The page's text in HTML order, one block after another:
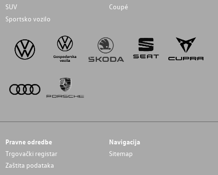
SUV
Coupé
Sportsko vozilo
Pravne odredbe
Trgovački registar
Zaštita podataka
Navigacija
Sitemap